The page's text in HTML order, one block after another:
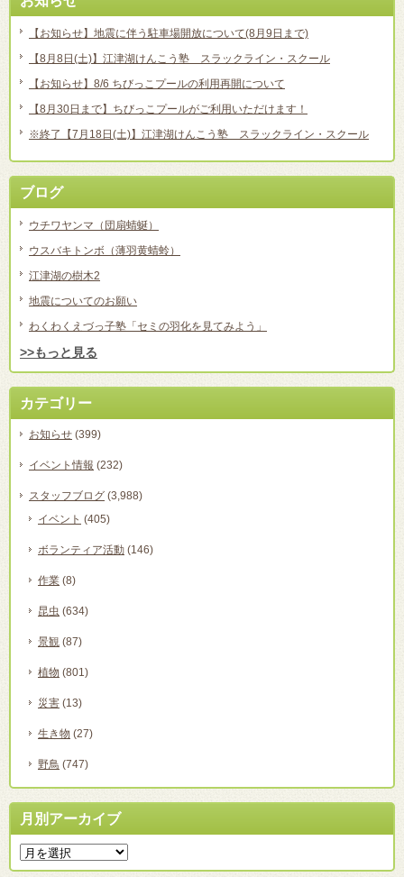
【お知らせ】地震に伴う駐車場開放について(8月9日まで)
【8月8日(土)】江津湖けんこう塾 スラックライン・スクール
【お知らせ】8/6 ちびっこプールの利用再開について
【8月30日まで】ちびっこプールがご利用いただけます！
※終了【7月18日(土)】江津湖けんこう塾 スラックライン・スクール
ブログ
ウチワヤンマ（団扇蜻蜒）
ウスバキトンボ（薄羽黄蜻蛉）
江津湖の樹木2
地震についてのお願い
わくわくえづっ子塾「セミの羽化を見てみよう」
>>もっと見る
カテゴリー
お知らせ (399)
イベント情報 (232)
スタッフブログ (3,988)
イベント (405)
ボランティア活動 (146)
作業 (8)
昆虫 (634)
景観 (87)
植物 (801)
災害 (13)
生き物 (27)
野鳥 (747)
月別アーカイブ